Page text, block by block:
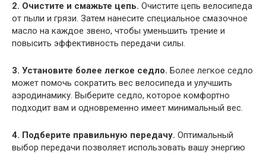
2. Очистите и смажьте цепь. Очистите цепь велосипеда
от пыли и грязи. Затем нанесите специальное смазочное
масло на каждое звено, чтобы уменьшить трение и
повысить эффективность передачи силы.
3. Установите более легкое седло. Более легкое седло
может помочь сократить вес велосипеда и улучшить
аэродинамику. Выберите седло, которое комфортно
подходит вам и одновременно имеет минимальный вес.
4. Подберите правильную передачу. Оптимальный
выбор передачи позволяет использовать вашу энергию